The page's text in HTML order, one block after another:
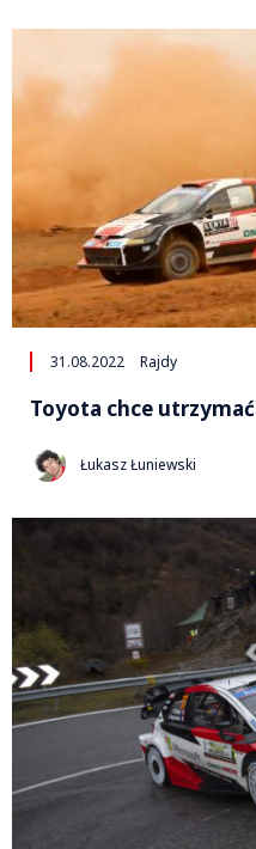
31.08.2022 Rajdy
Toyota chce utrzymać
Łukasz Łuniewski